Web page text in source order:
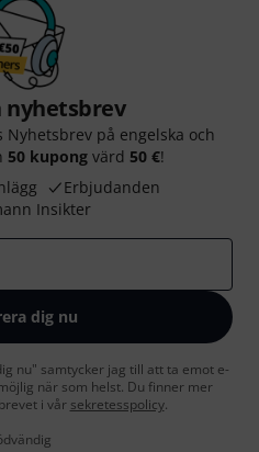
nyhetsbrev
på engelska och
50 kupong värd 50 €!
Erbjudanden
Insikter
dig nu
nu" samtycker jag till att ta emot e-
när som helst. Du finner mer
i vår sekretesspolicy.